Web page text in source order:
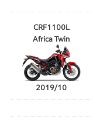
CRF1100L
Africa Twin
2019/10